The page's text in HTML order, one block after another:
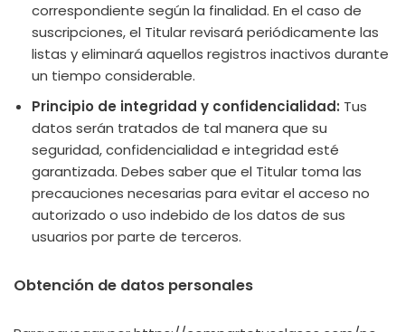
correspondiente según la finalidad. En el caso de
suscripciones, el Titular revisará periódicamente las
listas y eliminará aquellos registros inactivos durante
un tiempo considerable.
Principio de integridad y confidencialidad: Tus
datos serán tratados de tal manera que su
seguridad, confidencialidad e integridad esté
garantizada. Debes saber que el Titular toma las
precauciones necesarias para evitar el acceso no
autorizado o uso indebido de los datos de sus
usuarios por parte de terceros.
Obtención de datos personales